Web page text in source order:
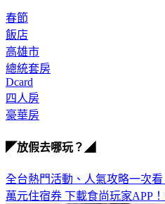
春節
飯店
高雄市
總統套房
Dcard
四人房
全台熱門活動、人氣攻略一次